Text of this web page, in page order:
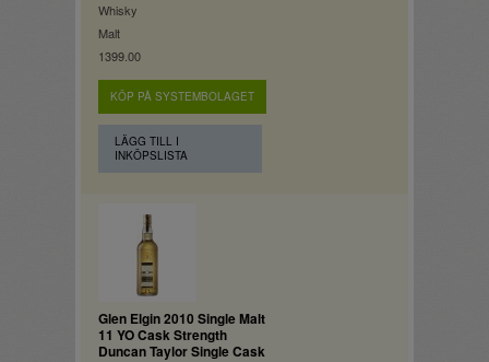
Whisky
Malt
1399.00
KÖP PÅ SYSTEMBOLAGET
LÄGG TILL I
INKÖPSLISTA
Glen Elgin 2010 Single Malt
11 YO Cask Strength
Duncan Taylor Single Cask